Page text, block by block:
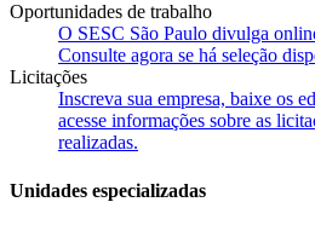
Oportunidades de trabalho
O SESC São Paulo divulga
Consulte agora se há seleção
Licitações
Inscreva sua empresa, baixe os
acesse informações sobre as
realizadas.
Unidades especializadas